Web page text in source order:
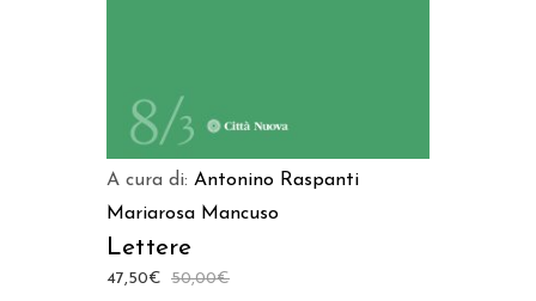
A cura di: Antonino Raspanti
Mariarosa Mancuso
Lettere
50,00€
47,50€